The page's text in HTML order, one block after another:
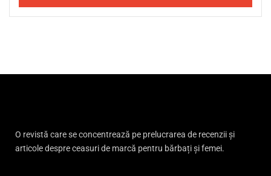
O revistă care se concentrează pe prelucrarea de recenzii și
articole despre ceasuri de marcă pentru bărbați și femei.